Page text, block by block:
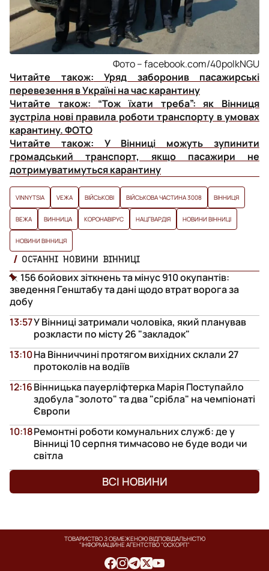
Фото – facebook.com/40polkNGU
Читайте також:
Уряд заборонив пасажирські
перевезення в Україні на час карантину
Читайте також:
“Тож їхати треба”: як Вінниця
зустріла нові правила роботи транспорту в умовах
карантину. ФОТО
Читайте також:
У Вінниці можуть зупинити
громадський транспорт, якщо пасажири не
дотримуватимуться карантину
VINNYTSIA VЕЖА ВІЙСЬКОВІ ВІЙСЬКОВА ЧАСТИНА 3008 ВІННИЦЯ
ВЕЖА ВИННИЦА КОРОНАВІРУС НАЦГВАРДІЯ НОВИНИ ВІННИЦІ
НОВИНИ ВІННИЦЯ
ОСТАННІ НОВИНИ ВІННИЦІ
156 бойових зіткнень та мінус 910 окупантів:
зведення Генштабу та дані щодо втрат ворога за
добу
У Вінниці затримали чоловіка, який планував
розкласти по місту 26 "закладок"
13:57
На Вінниччині протягом вихідних склали 27
протоколів на водіїв
13:10
Вінницька пауерліфтерка Марія Поступайло
здобула "золото" та два "срібла" на чемпіонаті
Європи
12:16
Ремонтні роботи комунальних служб: де у
Вінниці 10 серпня тимчасово не буде води чи
світла
10:18
ВСІ НОВИНИ
ТОВАРИСТВО З ОБМЕЖЕНОЮ ВІДПОВІДАЛЬНІСТЮ
"ІНФОРМАЦІЙНЕ АГЕНТСТВО "ОСКОРП"